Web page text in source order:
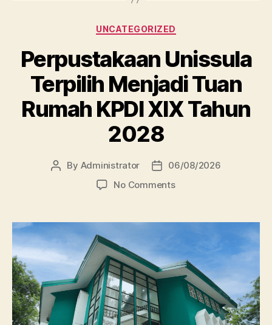
Categories
UNCATEGORIZED
Perpustakaan Unissula
Terpilih Menjadi Tuan
Rumah KPDI XIX Tahun
2028
Post
By Administrator
Post
date
06/08/2026
No Commentson
Terpilih
Rumah
KPDI
XIX
Tahun
2028